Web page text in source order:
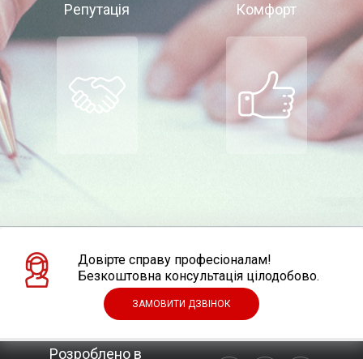
Репутація Комфорт
Довірте справу професіоналам!
Безкоштовна консультація цілодобово.
ЗАМОВИТИ ДЗВІНОК
Розроблено в